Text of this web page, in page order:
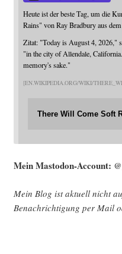
Heute ist der beste Tag, um die
Rains" von Ray Bradbury aus
Zitat: "Today is August 4, 2026,"
"in the city of Allendale,
memory's sake."
EN.WIKIPEDIA.ORG/WIKI/THERE_WI
There Will Come Soft
Mein Mast­o­don-Account:
Mein Blog ist aktu­ell nicht
Benach­rich­ti­gung per Mail